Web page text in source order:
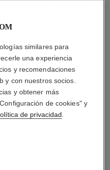
similares para
una experiencia
y recomendaciones
y con nuestros socios.
y obtener más
de cookies" y
de privacidad